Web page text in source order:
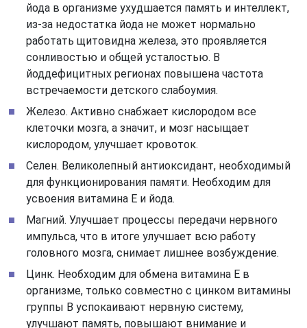
йода в организме ухудшается память и интеллект,
из-за недостатка йода не может нормально
работать щитовидна железа, это проявляется
сонливостью и общей усталостью. В
йоддефицитных регионах повышена частота
встречаемости детского слабоумия.
Железо. Активно снабжает кислородом все
клеточки мозга, а значит, и мозг насыщает
кислородом, улучшает кровоток.
Селен. Великолепный антиоксидант, необходимый
для функционирования памяти. Необходим для
усвоения витамина Е и йода.
Магний. Улучшает процессы передачи нервного
импульса, что в итоге улучшает всю работу
головного мозга, снимает лишнее возбуждение.
Цинк. Необходим для обмена витамина Е в
организме, только совместно с цинком витамины
группы В успокаивают нервную систему,
улучшают память, повышают внимание и